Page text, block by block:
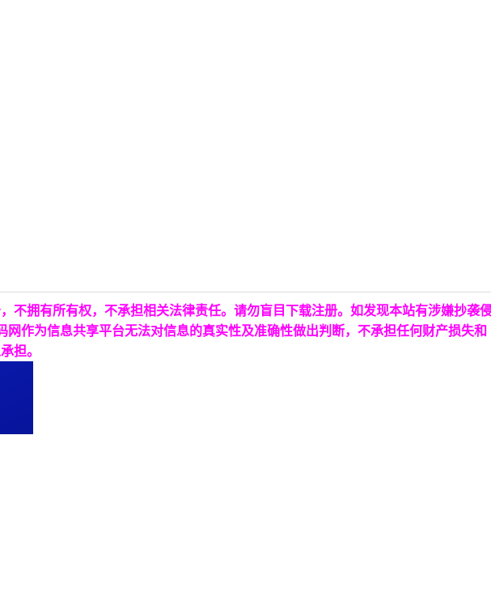
拥有所有权，不承担相关法律责任。请勿盲目下载注册。如发现本站有涉嫌抄袭
作为信息共享平台无法对信息的真实性及准确性做出判断，不承担任何财产损失和
担。